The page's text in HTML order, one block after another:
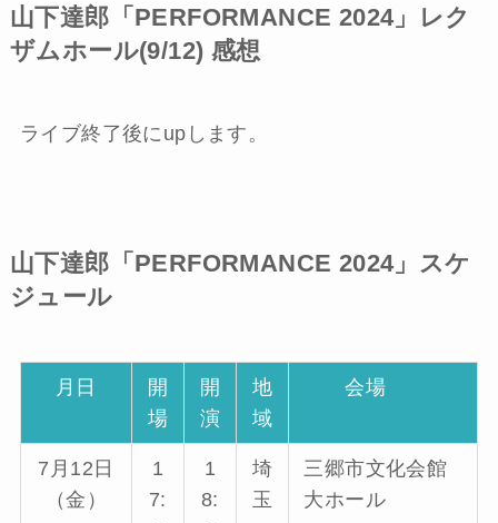
山下達郎「PERFORMANCE 2024」レク
ザムホール(9/12) 感想
ライブ終了後にupします。
山下達郎「PERFORMANCE 2024」スケ
ジュール
月日
開
場
開
演
地
域
会場
7月12日
（金）
1
7:
1
8:
埼
玉
三郷市文化会館
大ホール